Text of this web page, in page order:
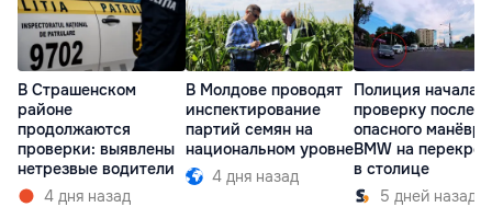
В Страшенском
районе
продолжаются
проверки: выявлены
нетрезвые водители
4 дня назад
В Молдове проводят
инспектирование
партий семян на
национальном уровне
4 дня назад
Полиция начала
проверку после
опасного манёвра
BMW на
в столице
5 дней назад